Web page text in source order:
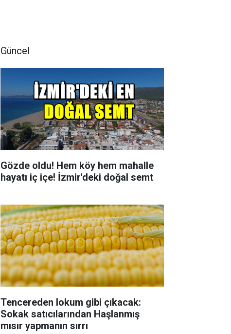
Güncel
Gözde oldu! Hem köy hem mahalle
hayatı iç içe! İzmir'deki doğal semt
Tencereden lokum gibi çıkacak:
Sokak satıcılarından Haşlanmış
mısır yapmanın sırrı